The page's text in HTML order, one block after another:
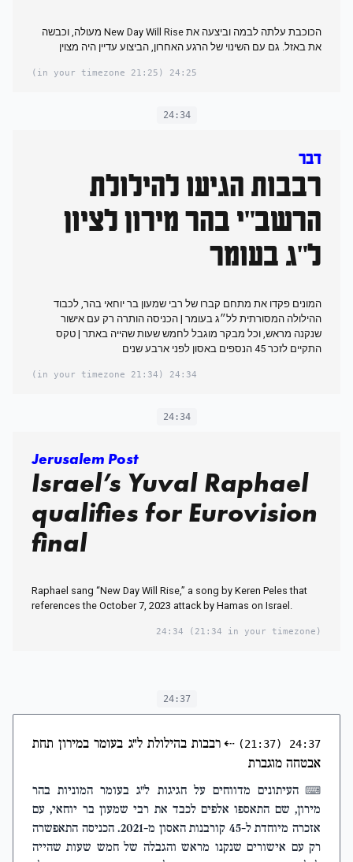
הכוכבת עלתה לבמה וביצעה את New Day Will Rise מעולה, וכבשה
את באזל. גם עם השינוי של הרגע האחרון, הביצוע עדיין היה מצוין
24:25
(21:25 in your timezone)
24:34
דבר
רבבות הגיעו להילולת
הרשב"י בהר מירון לציון
ל"ג בעומר
המונים פקדו את מתחם קברו של רבי שמעון בר יוחאי בהר, לכבוד
ההילולה המסורתית לל״ג בעומר | הכניסה הותרה רק עם אישור
שנקנה מראש, וכל מבקר מוגבל לחמש שעות שהייה באתר | טקס
התקיים לזכר 45 הנספים באסון לפני ארבע שנים
24:34
(21:34 in your timezone)
24:34
Jerusalem Post
Israel’s Yuval Raphael
qualifies for Eurovision
final
Raphael sang “New Day Will Rise,” a song by Keren Peles that
references the October 7, 2023 attack by Hamas on Israel.
24:34 (21:34 in your timezone)
24:37
24:37
(21:37)
⇠רבבות בהילולת ל"ג בעומר במירון תחת
אבטחה מוגברת
⌨ העיתונים מדווחים על חגיגות ל"ג בעומר המוניות בהר
מירון, שם התאספו אלפים לכבד את רבי שמעון בר יוחאי, עם
אזכרה מיוחדת ל-45 קורבנות האסון מ-2021. הכניסה התאפשרה
רק עם אישורים שנקנו מראש והגבלה של חמש שעות שהייה